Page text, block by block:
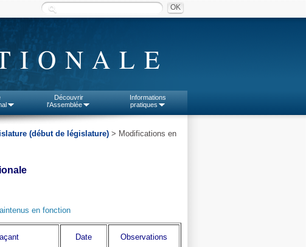
Découvrir
l'Assemblée
Informations
pratiques
(début de législature) > Modifications en
en fonction
Date Observations